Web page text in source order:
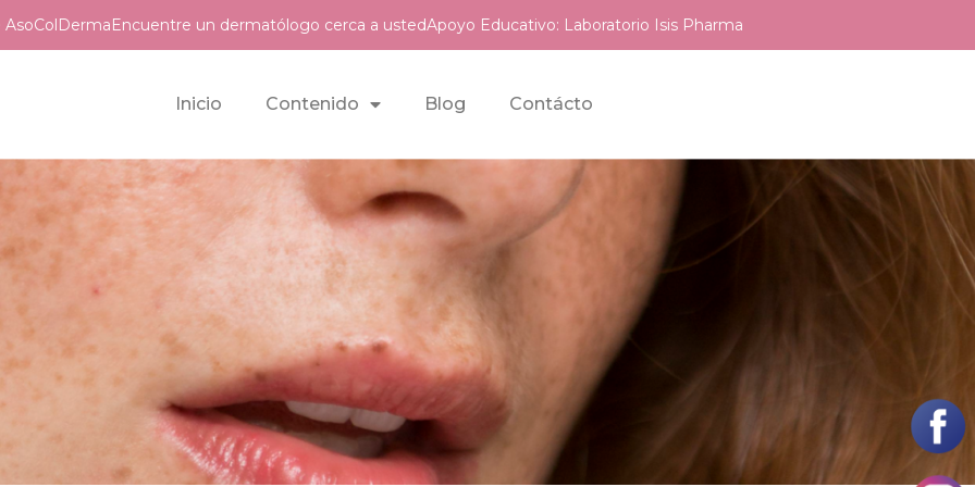
Encuentre un dermatólogo cerca a ustedApoyo Educativo: Laboratorio Isis Pharma
Inicio Contenido Blog Contácto